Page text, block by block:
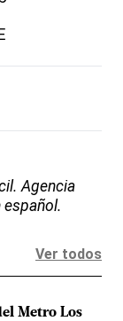
Agencia
Ver todos
Metro Los